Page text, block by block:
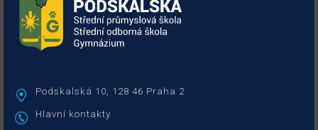
Podskalská 10, 128 46 Praha 2
Hlavní kontakty